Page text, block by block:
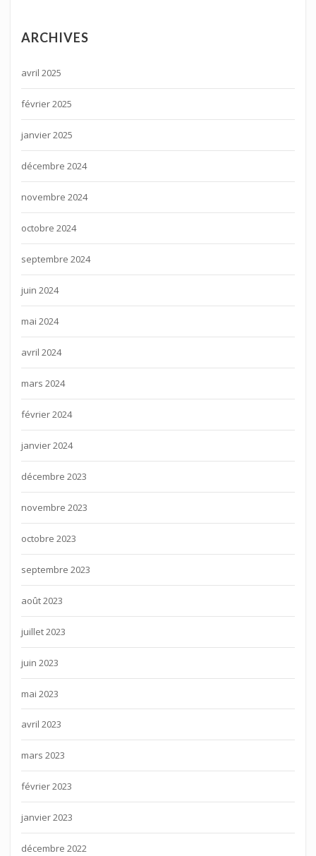
ARCHIVES
avril 2025
février 2025
janvier 2025
décembre 2024
novembre 2024
octobre 2024
septembre 2024
juin 2024
mai 2024
avril 2024
mars 2024
février 2024
janvier 2024
décembre 2023
novembre 2023
octobre 2023
septembre 2023
août 2023
juillet 2023
juin 2023
mai 2023
avril 2023
mars 2023
février 2023
janvier 2023
décembre 2022